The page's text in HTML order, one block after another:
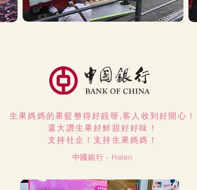
生果媽媽的果籃整得好靚呀,客人收到好開心！
還大讚生果好鮮甜好好味！
支持社企！支持生果媽媽！
中國銀行 - Helen